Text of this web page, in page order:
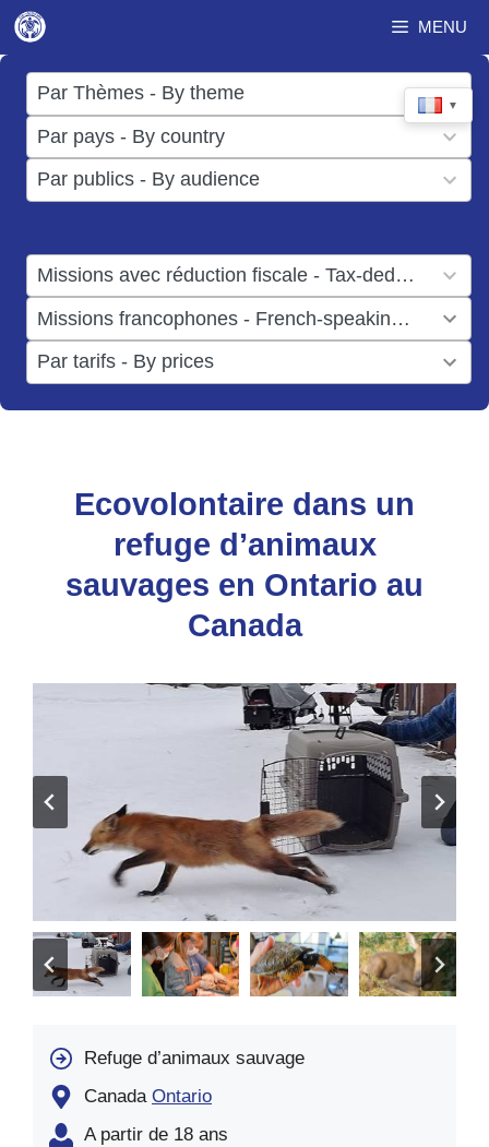
Aller
au
contenu
MENU
▼
Par Thèmes - By theme
17
results
available
Par pays - By country
50
results
available
Par publics - By audience
results
Missions avec réduction fiscale - Tax-deductible missions
result
available
Missions francophones - French-speaking missions
result
available
Par tarifs - By prices
results
available
Ecovolontaire dans un
refuge d’animaux
sauvages en Ontario au
Canada
Refuge d’animaux sauvage
Canada Ontario
A partir de 18 ans